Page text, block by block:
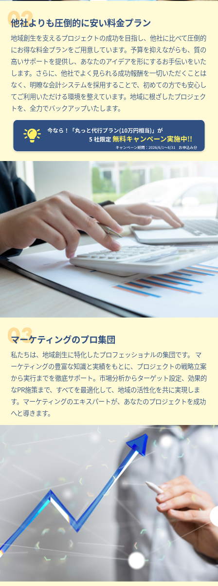
02
他社よりも圧倒的に安い料金プラン
地域創生を支えるプロジェクトの成功を目指し、他社に比べて圧倒的
にお得な料金プランをご用意しています。予算を抑えながらも、質の
高いサポートを提供し、あなたのアイデアを形にするお手伝いをいた
します。さらに、他社でよく見られる成功報酬を一切いただくことは
なく、明瞭な会計システムを採用することで、初めての方でも安心し
てご利用いただける環境を整えています。地域に根ざしたプロジェク
トを、全力でバックアップいたします。
03
マーケティングのプロ集団
私たちは、地域創生に特化したプロフェッショナルの集団です。 マ
ーケティングの豊富な知識と実績をもとに、プロジェクトの戦略立案
から実行までを徹底サポート。市場分析からターゲット設定、効果的
なPR施策まで、すべてを最適化して、地域の活性化を共に実現しま
す。マーケティングのエキスパートが、あなたのプロジェクトを成功
へと導きます。